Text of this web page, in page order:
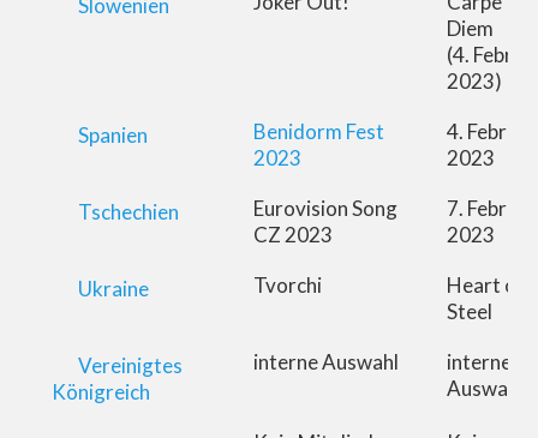
Slowenien
Diem
(4.
2023)
Spanien
Benidorm Fest
2023
4. Februar
2023
Tschechien
Eurovision Song
CZ 2023
7. Februar
2023
Ukraine Tvorchi
Heart of
Steel
Vereinigtes
Königreich
interne Auswahl
interne
Auswahl